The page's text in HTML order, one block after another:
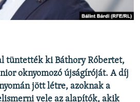
tüntették ki Báthory Róbertet,
oknyomozó újságíróját. A díj
jött létre, azoknak a
vele az alapítók, akik